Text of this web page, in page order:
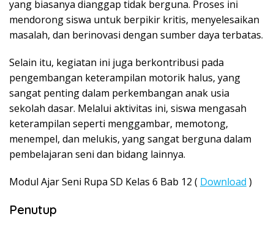
yang biasanya dianggap tidak berguna. Proses ini
mendorong siswa untuk berpikir kritis, menyelesaikan
masalah, dan berinovasi dengan sumber daya terbatas.
Selain itu, kegiatan ini juga berkontribusi pada
pengembangan keterampilan motorik halus, yang
sangat penting dalam perkembangan anak usia
sekolah dasar. Melalui aktivitas ini, siswa mengasah
keterampilan seperti menggambar, memotong,
menempel, dan melukis, yang sangat berguna dalam
pembelajaran seni dan bidang lainnya.
Modul Ajar Seni Rupa SD Kelas 6 Bab 12 ( Download )
Penutup